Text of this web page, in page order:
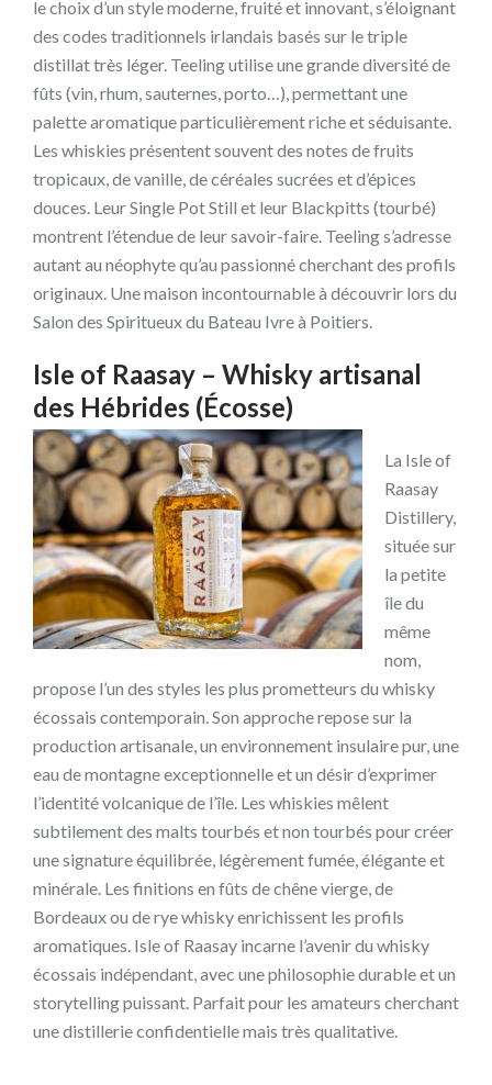
le choix d’un style moderne, fruité et innovant, s’éloignant
des codes traditionnels irlandais basés sur le triple
distillat très léger. Teeling utilise une grande diversité de
fûts (vin, rhum, sauternes, porto…), permettant une
palette aromatique particulièrement riche et séduisante.
Les whiskies présentent souvent des notes de fruits
tropicaux, de vanille, de céréales sucrées et d’épices
douces. Leur Single Pot Still et leur Blackpitts (tourbé)
montrent l’étendue de leur savoir-faire. Teeling s’adresse
autant au néophyte qu’au passionné cherchant des profils
originaux. Une maison incontournable à découvrir lors du
Salon des Spiritueux du Bateau Ivre à Poitiers.
Isle of Raasay – Whisky artisanal
des Hébrides (Écosse)
La Isle of
Raasay
Distillery,
située sur
la petite
île du
même
nom,
propose l’un des styles les plus prometteurs du whisky
écossais contemporain. Son approche repose sur la
production artisanale, un environnement insulaire pur, une
eau de montagne exceptionnelle et un désir d’exprimer
l’identité volcanique de l’île. Les whiskies mêlent
subtilement des malts tourbés et non tourbés pour créer
une signature équilibrée, légèrement fumée, élégante et
minérale. Les finitions en fûts de chêne vierge, de
Bordeaux ou de rye whisky enrichissent les profils
aromatiques. Isle of Raasay incarne l’avenir du whisky
écossais indépendant, avec une philosophie durable et un
storytelling puissant. Parfait pour les amateurs cherchant
une distillerie confidentielle mais très qualitative.